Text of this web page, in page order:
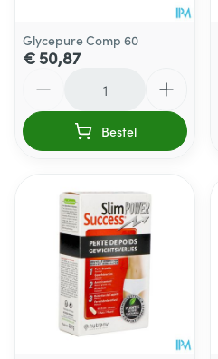
Glycepure Comp 60
€ 50,87
Bestel